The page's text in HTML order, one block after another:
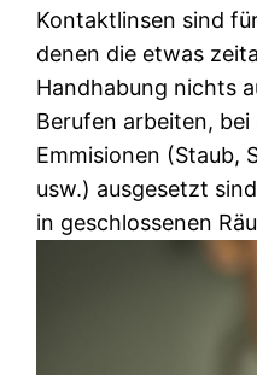
Kontaktlinsen sind
denen die etwas
Handhabung nichts
Berufen arbeiten, bei
Emmisionen (Staub,
usw.) ausgesetzt
in geschlossenen